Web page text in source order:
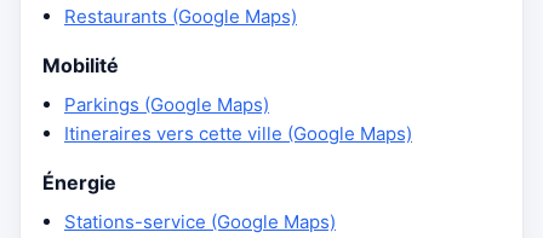
Restaurants (Google Maps)
Mobilité
Parkings (Google Maps)
Itineraires vers cette ville (Google Maps)
Énergie
Stations-service (Google Maps)